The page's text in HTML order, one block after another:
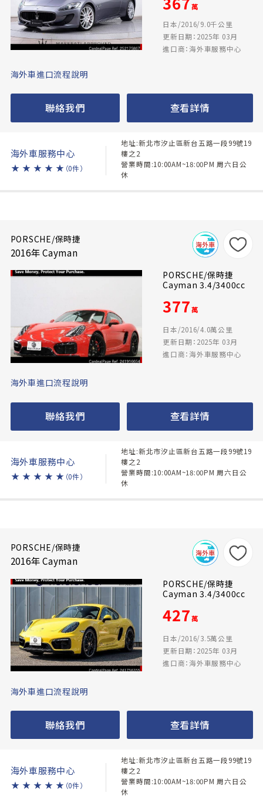
萬
日本/2016/9.0千公里
更新日期：2025年 03月
進口商：海外車服務中心
海外車進口流程說明
聯絡我們 查看詳情
海外車服務中心
★ ★ ★ ★ ★ （0件）
地址:新北市汐止區新台五路一段99號19
樓之2
營業時間:10:00AM~18:00PM 周六日公
休
PORSCHE/保時捷
2016年 Cayman
PORSCHE/保時捷
Cayman 3.4/3400cc
377萬
日本/2016/4.0萬公里
更新日期：2025年 03月
進口商：海外車服務中心
海外車進口流程說明
聯絡我們 查看詳情
海外車服務中心
★ ★ ★ ★ ★ （0件）
地址:新北市汐止區新台五路一段99號19
樓之2
營業時間:10:00AM~18:00PM 周六日公
休
PORSCHE/保時捷
2016年 Cayman
PORSCHE/保時捷
Cayman 3.4/3400cc
427萬
日本/2016/3.5萬公里
更新日期：2025年 03月
進口商：海外車服務中心
海外車進口流程說明
聯絡我們 查看詳情
海外車服務中心
★ ★ ★ ★ ★ （0件）
地址:新北市汐止區新台五路一段99號19
樓之2
營業時間:10:00AM~18:00PM 周六日公
休